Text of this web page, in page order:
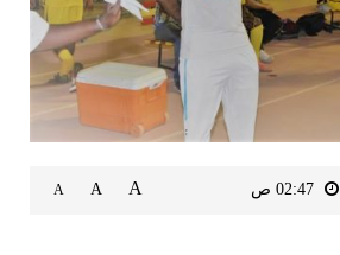
A
A
A